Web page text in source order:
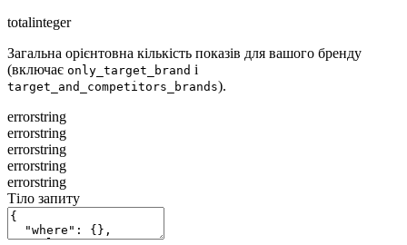
totalinteger
Загальна орієнтовна кількість показів для вашого бренду
(включає only_target_brand і
target_and_competitors_brands).
errorstring
errorstring
errorstring
errorstring
errorstring
Тіло запиту